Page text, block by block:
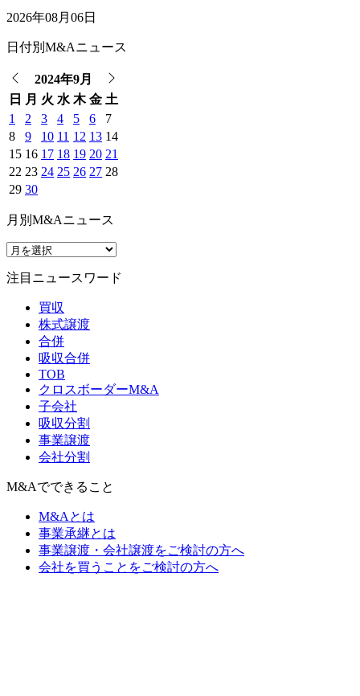
2026年08月06日
日付別M&Aニュース
2024年9月
日
月 火 水 木 金 土
1
2 3 4 5 6
7
8
9 10 11 12 13 14
15 16 17 18 19 20 21
22 23 24 25 26 27 28
29 30
月別M&Aニュース
注目ニュースワード
買収
株式譲渡
合併
吸収合併
TOB
クロスボーダーM&A
子会社
吸収分割
事業譲渡
会社分割
M&Aでできること
M&Aとは
事業承継とは
事業譲渡・会社譲渡をご検討の方へ
会社を買うことをご検討の方へ